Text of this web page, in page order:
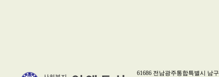
61686 전남광주통합특별시 남